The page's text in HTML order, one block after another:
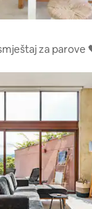
za parove 🖤 na